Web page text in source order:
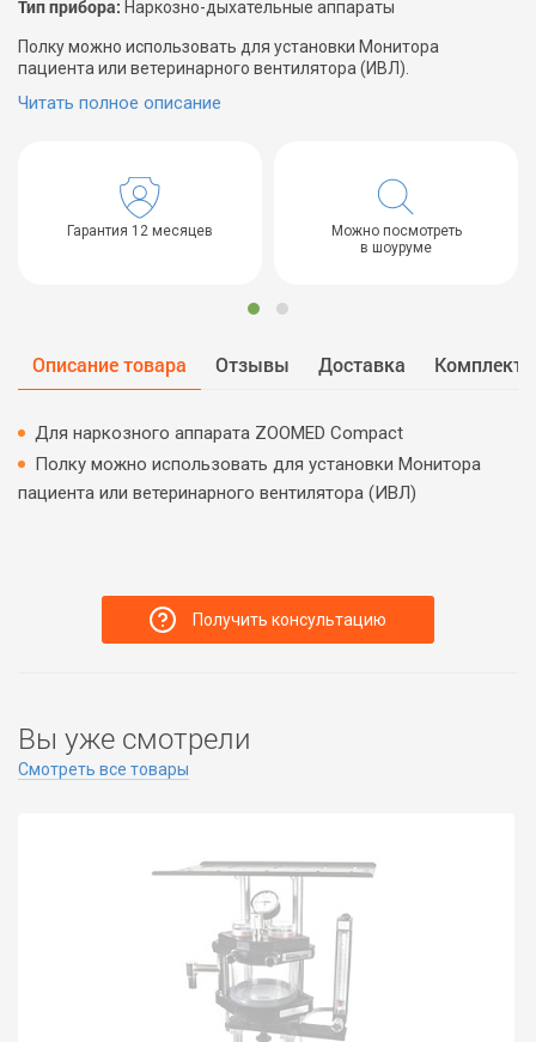
Тип прибора: Наркозно-дыхательные аппараты
Полку можно использовать для установки Монитора
пациента или ветеринарного вентилятора (ИВЛ).
Читать полное описание
Гарантия 12 месяцев
Можно посмотреть
в шоуруме
Описание товара Отзывы Доставка Комплект
Для наркозного аппарата ZOOMED Compact
Полку можно использовать для установки Монитора
пациента или ветеринарного вентилятора (ИВЛ)
Получить консультацию
Вы уже смотрели
Смотреть все товары